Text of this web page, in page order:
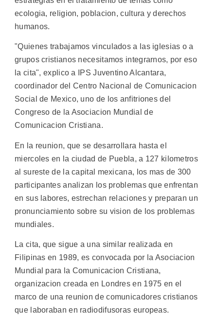
ecologia, religion, poblacion, cultura y derechos
humanos.
"Quienes trabajamos vinculados a las iglesias o a
grupos cristianos necesitamos integrarnos, por eso
la cita", explico a IPS Juventino Alcantara,
coordinador del Centro Nacional de Comunicacion
Social de Mexico, uno de los anfitriones del
Congreso de la Asociacion Mundial de
Comunicacion Cristiana.
En la reunion, que se desarrollara hasta el
miercoles en la ciudad de Puebla, a 127 kilometros
al sureste de la capital mexicana, los mas de 300
participantes analizan los problemas que enfrentan
en sus labores, estrechan relaciones y preparan un
pronunciamiento sobre su vision de los problemas
mundiales.
La cita, que sigue a una similar realizada en
Filipinas en 1989, es convocada por la Asociacion
Mundial para la Comunicacion Cristiana,
organizacion creada en Londres en 1975 en el
marco de una reunion de comunicadores cristianos
que laboraban en radiodifusoras europeas.